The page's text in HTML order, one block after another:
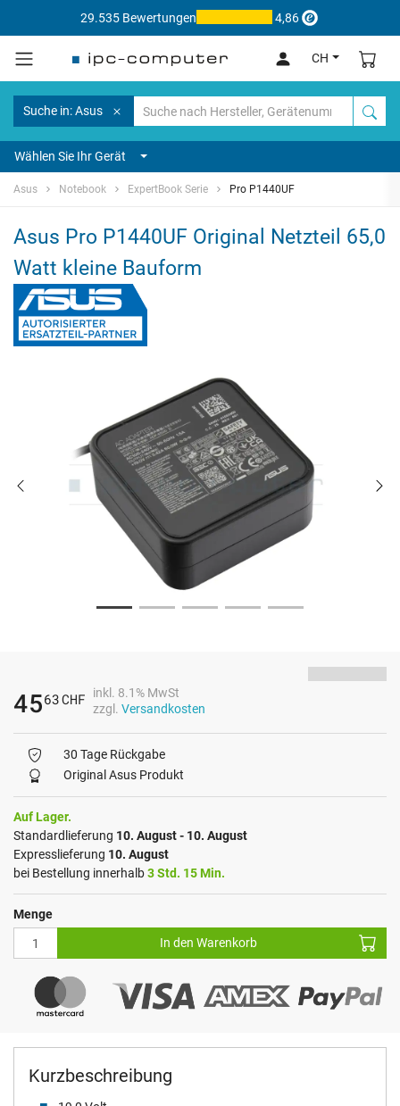
29.535 Bewertungen 4,86
CH
Suche in: Asus
Wählen Sie Ihr Gerät
Asus Notebook ExpertBook Serie Pro P1440UF
Asus Pro P1440UF Original Netzteil 65,0
Watt kleine Bauform
Kurzbeschreibung
4563CHF
inkl. 8.1% MwSt
zzgl. Versandkosten
30 Tage Rückgabe
Original Asus Produkt
Auf Lager.
Standardlieferung 10. August - 10. August
Expresslieferung 10. August
bei Bestellung innerhalb3 Std. 15 Min.
Menge
In den Warenkorb